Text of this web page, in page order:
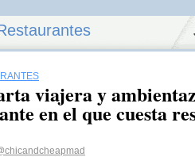
viajera y
en el que cuesta